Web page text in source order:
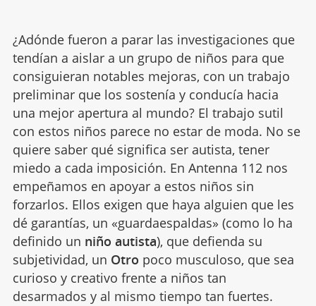
¿Adónde fueron a parar las investigaciones que
tendían a aislar a un grupo de niños para que
consiguieran notables mejoras, con un trabajo
preliminar que los sostenía y conducía hacia
una mejor apertura al mundo? El trabajo sutil
con estos niños parece no estar de moda. No se
quiere saber qué significa ser autista, tener
miedo a cada imposición. En Antenna 112 nos
empeñamos en apoyar a estos niños sin
forzarlos. Ellos exigen que haya alguien que les
dé garantías, un «guardaespaldas» (como lo ha
definido un niño autista), que defienda su
subjetividad, un Otro poco musculoso, que sea
curioso y creativo frente a niños tan
desarmados y al mismo tiempo tan fuertes.